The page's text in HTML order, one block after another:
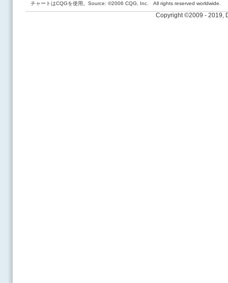
チャートはCQGを使用。Source: ©2006 CQG, Inc. All rights reserved worldwide.
Copyright ©2009 - 2019,